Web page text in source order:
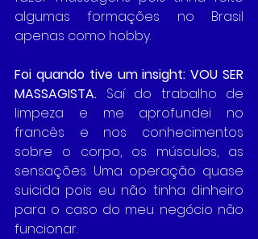
algumas formações no Brasil
apenas como hobby.
Foi quando tive um insight: VOU SER
MASSAGISTA. Saí do trabalho de
limpeza e me aprofundei no
francês e nos conhecimentos
sobre o corpo, os músculos, as
sensações. Uma operação quase
suicida pois eu não tinha dinheiro
para o caso do meu negócio não
funcionar.